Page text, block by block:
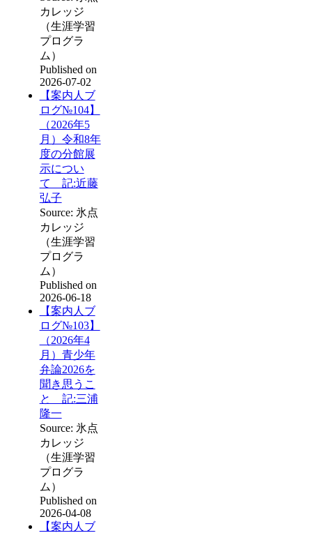
カレッジ
（生涯学習
プログラ
ム）
Published on
2026-07-02
【案内人ブ
ログ№104】
（2026年5
月）令和8年
度の分館展
示につい
て 記:近藤
弘子
Source: 氷点
カレッジ
（生涯学習
プログラ
ム）
Published on
2026-06-18
【案内人ブ
ログ№103】
（2026年4
月）青少年
弁論2026を
聞き思うこ
と 記:三浦
隆一
Source: 氷点
カレッジ
（生涯学習
プログラ
ム）
Published on
2026-04-08
【案内人ブ